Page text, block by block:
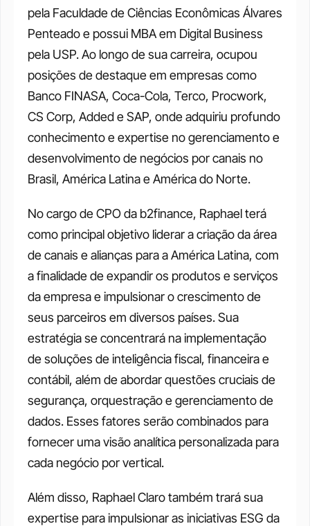
pela Faculdade de Ciências Econômicas Álvares
Penteado e possui MBA em Digital Business
pela USP. Ao longo de sua carreira, ocupou
posições de destaque em empresas como
Banco FINASA, Coca-Cola, Terco, Procwork,
CS Corp, Added e SAP, onde adquiriu profundo
conhecimento e expertise no gerenciamento e
desenvolvimento de negócios por canais no
Brasil, América Latina e América do Norte.
No cargo de CPO da b2finance, Raphael terá
como principal objetivo liderar a criação da área
de canais e alianças para a América Latina, com
a finalidade de expandir os produtos e serviços
da empresa e impulsionar o crescimento de
seus parceiros em diversos países. Sua
estratégia se concentrará na implementação
de soluções de inteligência fiscal, financeira e
contábil, além de abordar questões cruciais de
segurança, orquestração e gerenciamento de
dados. Esses fatores serão combinados para
fornecer uma visão analítica personalizada para
cada negócio por vertical.
Além disso, Raphael Claro também trará sua
expertise para impulsionar as iniciativas ESG da